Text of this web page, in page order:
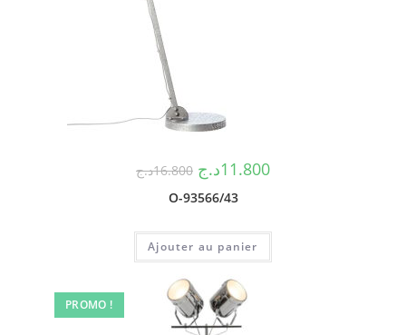
16.800د.ج 11.800د.ج
O-93566/43
Ajouter au panier
PROMO !